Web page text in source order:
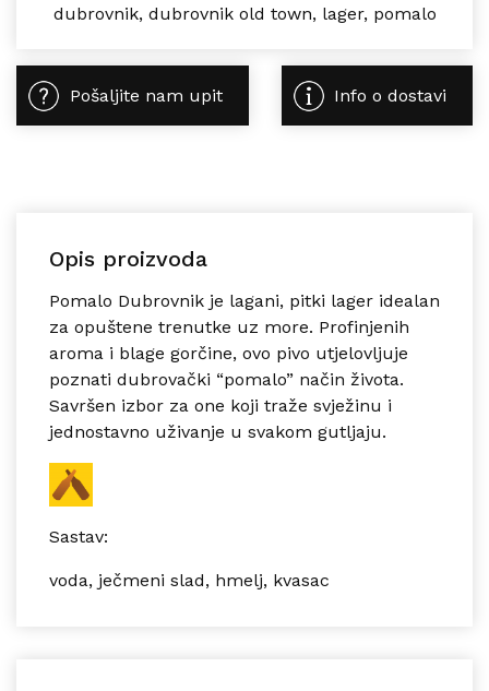
dubrovnik, dubrovnik old town, lager, pomalo
Pošaljite nam upit Info o dostavi
Opis proizvoda
Pomalo Dubrovnik je lagani, pitki lager idealan
za opuštene trenutke uz more. Profinjenih
aroma i blage gorčine, ovo pivo utjelovljuje
poznati dubrovački “pomalo” način života.
Savršen izbor za one koji traže svježinu i
jednostavno uživanje u svakom gutljaju.
Sastav:
voda, ječmeni slad, hmelj, kvasac